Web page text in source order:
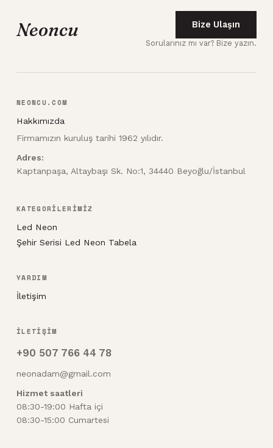
Neoncu Bize Ulaşın
Sorularınız mı var? Bize yazın.
NEONCU.COM
Hakkımızda
Firmamızın kuruluş tarihi 1962 yılıdır.
Adres:
Kaptanpaşa, Altaybaşı Sk. No:1, 34440 Beyoğlu/İstanbul
KATEGORİLERİMİZ
Led Neon
Şehir Serisi Led Neon Tabela
YARDIM
İletişim
İLETİŞİM
+90 507 766 44 78
neonadam@gmail.com
Hizmet saatleri
08:30-19:00 Hafta içi
08:30-15:00 Cumartesi